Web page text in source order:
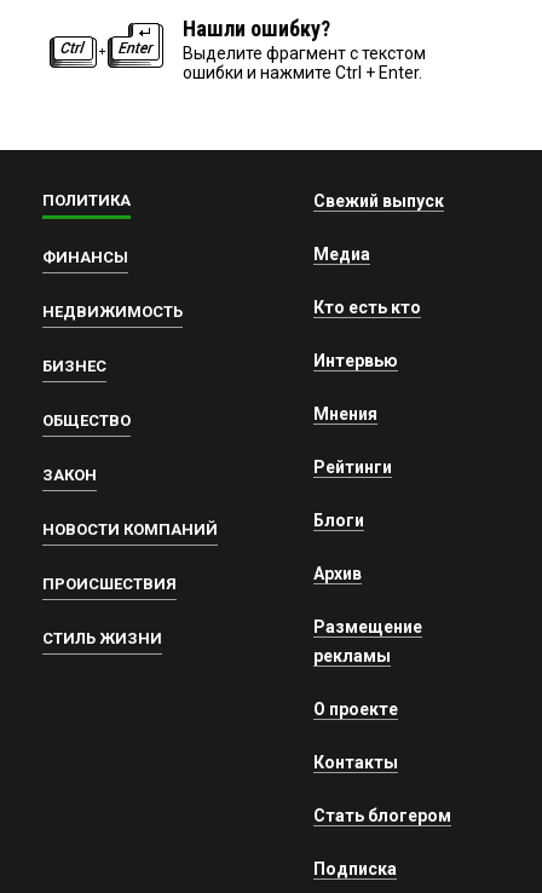
Нашли ошибку?
Выделите фрагмент с текстом
ошибки и нажмите Ctrl + Enter.
ПОЛИТИКА
ФИНАНСЫ
НЕДВИЖИМОСТЬ
БИЗНЕС
ОБЩЕСТВО
ЗАКОН
НОВОСТИ КОМПАНИЙ
ПРОИСШЕСТВИЯ
СТИЛЬ ЖИЗНИ
Свежий выпуск
Медиа
Кто есть кто
Интервью
Мнения
Рейтинги
Блоги
Архив
Размещение
рекламы
О проекте
Контакты
Стать блогером
Подписка